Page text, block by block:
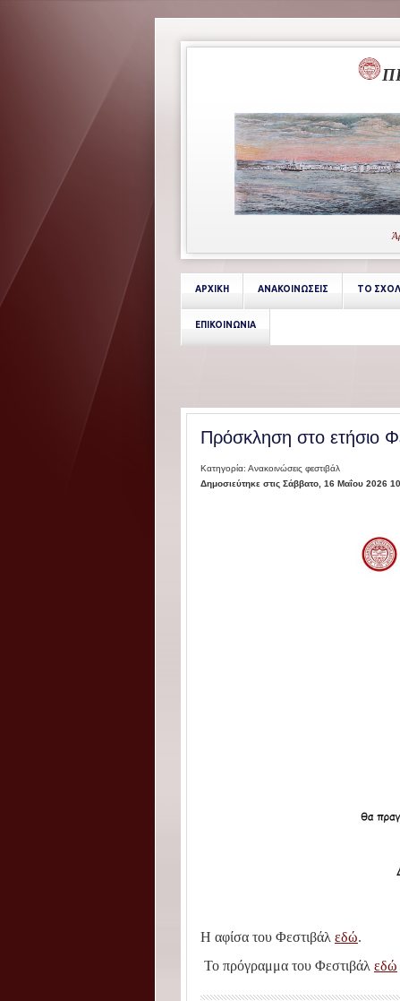
ΑΡΧΙΚΗ ΑΝΑΚΟΙΝΩΣΕΙΣ ΤΟ
ΕΠΙΚΟΙΝΩΝΙΑ
Πρόσκληση στο ετήσιο
Κατηγορία: Ανακοινώσεις φεστιβάλ
Δημοσιεύτηκε στις Σάββατο, 16 Μαΐου 2026
Η αφίσα του Φεστιβάλ εδώ.
Το πρόγραμμα του Φεστιβάλ εδώ